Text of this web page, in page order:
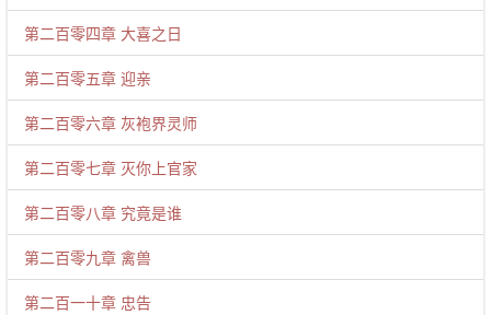
第二百零四章 大喜之日
第二百零五章 迎亲
第二百零六章 灰袍界灵师
第二百零七章 灭你上官家
第二百零八章 究竟是谁
第二百零九章 禽兽
第二百一十章 忠告